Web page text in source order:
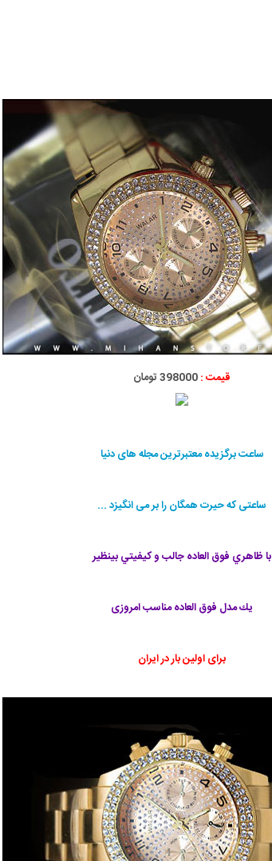
قیمت :398000 تومان
ساعت برگزیده معتبرترین مجله های دنیا
ساعتی که حیرت همگان را بر می انگیزد ...
با ظاهري فوق العاده جالب و كيفيتي بينظير
يك مدل فوق العاده مناسب امروزی
برای اولین بار در ایران